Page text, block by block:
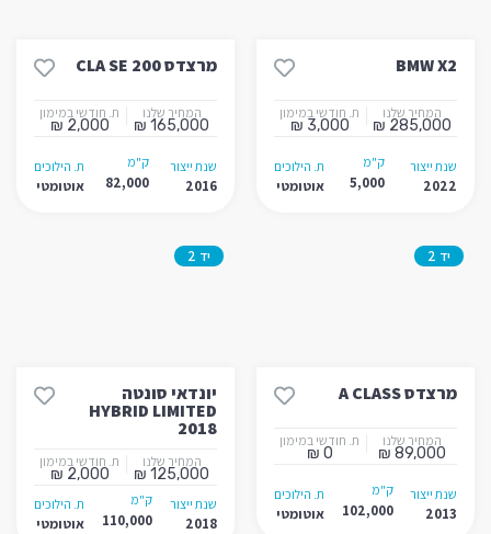
BMW X2
המחיר שלנו
285,000 ₪
ת. חודשי במימון
3,000 ₪
שנת ייצור
2022
ק"מ
5,000
ת. הילוכים
אוטומטי
מרצדס CLA SE 200
המחיר שלנו
165,000 ₪
ת. חודשי במימון
2,000 ₪
שנת ייצור
2016
ק"מ
82,000
ת. הילוכים
אוטומטי
יד 2
מרצדס A CLASS
המחיר שלנו
89,000 ₪
ת. חודשי במימון
0 ₪
שנת ייצור
2013
ק"מ
102,000
ת. הילוכים
אוטומטי
יד 2
יונדאי סונטה
HYBRID LIMITED
2018
המחיר שלנו
125,000 ₪
ת. חודשי במימון
2,000 ₪
שנת ייצור
2018
ק"מ
110,000
ת. הילוכים
אוטומטי